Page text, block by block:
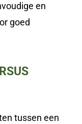
en
goed
tussen een